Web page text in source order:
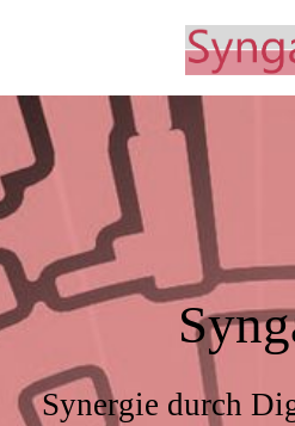
Synergie durch